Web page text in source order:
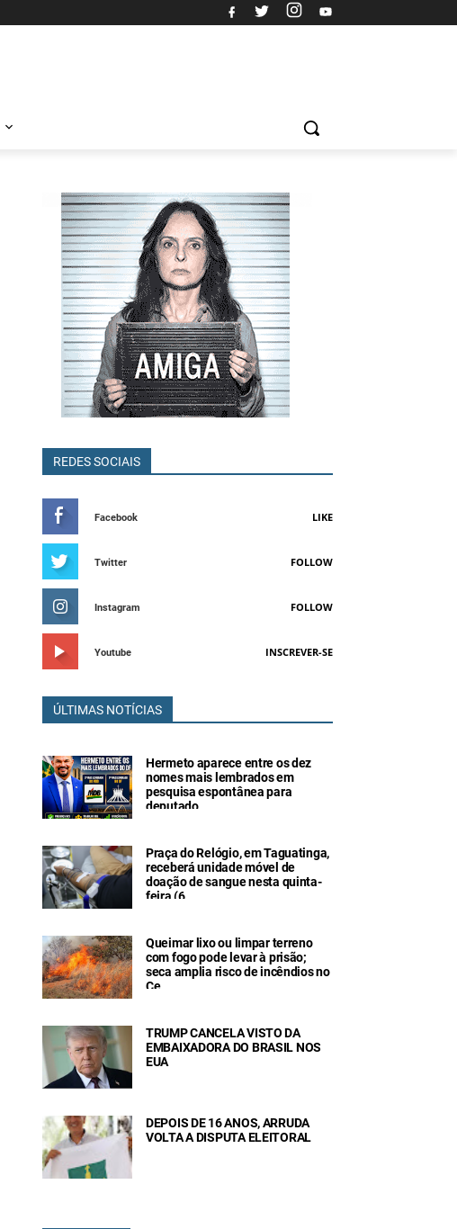
REDES SOCIAIS
Facebook LIKE
Twitter FOLLOW
Instagram FOLLOW
Youtube INSCREVER-SE
ÚLTIMAS NOTÍCIAS
Hermeto aparece entre os dez
nomes mais lembrados em
pesquisa espontânea para
deputado
Praça do Relógio, em Taguatinga,
receberá unidade móvel de
doação de sangue nesta quinta-
feira (6
Queimar lixo ou limpar terreno
com fogo pode levar à prisão;
seca amplia risco de incêndios no
Ce
TRUMP CANCELA VISTO DA
EMBAIXADORA DO BRASIL NOS
EUA
DEPOIS DE 16 ANOS, ARRUDA
VOLTA A DISPUTA ELEITORAL